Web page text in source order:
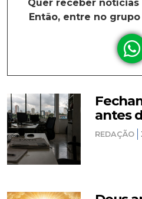
Quer receber notícias
Então, entre no
antes
REDAÇÃO